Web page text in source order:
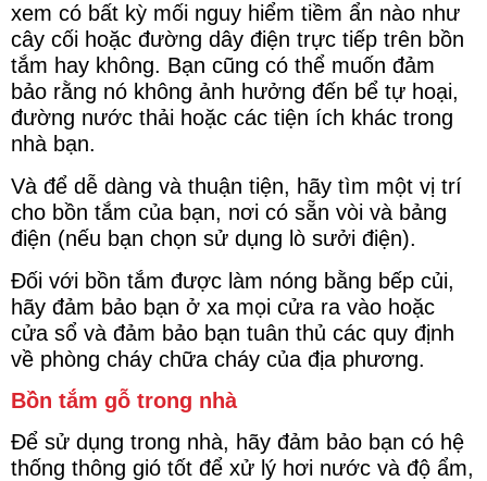
xem có bất kỳ mối nguy hiểm tiềm ẩn nào như
cây cối hoặc đường dây điện trực tiếp trên bồn
tắm hay không. Bạn cũng có thể muốn đảm
bảo rằng nó không ảnh hưởng đến bể tự hoại,
đường nước thải hoặc các tiện ích khác trong
nhà bạn.
Và để dễ dàng và thuận tiện, hãy tìm một vị trí
cho bồn tắm của bạn, nơi có sẵn vòi và bảng
điện (nếu bạn chọn sử dụng lò sưởi điện).
Đối với bồn tắm được làm nóng bằng bếp củi,
hãy đảm bảo bạn ở xa mọi cửa ra vào hoặc
cửa sổ và đảm bảo bạn tuân thủ các quy định
về phòng cháy chữa cháy của địa phương.
Bồn tắm gỗ trong nhà
Để sử dụng trong nhà, hãy đảm bảo bạn có hệ
thống thông gió tốt để xử lý hơi nước và độ ẩm,